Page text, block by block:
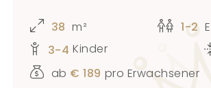
Personen
1-2
3-4 Kinder
38 m²
ab € 189 pro Erwachsener